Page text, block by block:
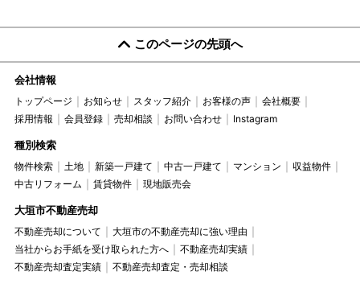
このページの先頭へ
会社情報
トップページ お知らせ スタッフ紹介 お客様の声
会社概要
採用情報
会員登録 売却相談 お問い合わせ Instagram
種別検索
物件検索 土地 新築一戸建て 中古一戸建て マンション
収益物件
中古リフォーム
賃貸物件 現地販売会
大垣市不動産売却
不動産売却について
大垣市の不動産売却に強い理由
当社からお手紙を受け取られた方へ
不動産売却実績
不動産売却査定実績
不動産売却査定・売却相談